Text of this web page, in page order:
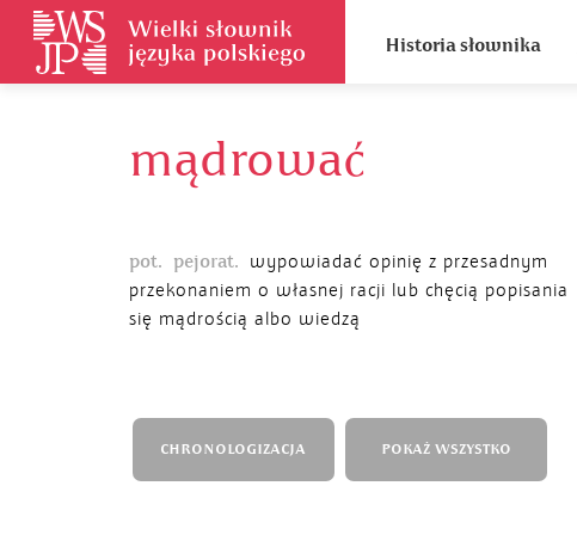
Historia słownika
mądrować
pot. pejorat.
wypowiadać opinię z przesadnym
przekonaniem o własnej racji lub chęcią popisania
się mądrością albo wiedzą
CHRONOLOGIZACJA POKAŻ WSZYSTKO